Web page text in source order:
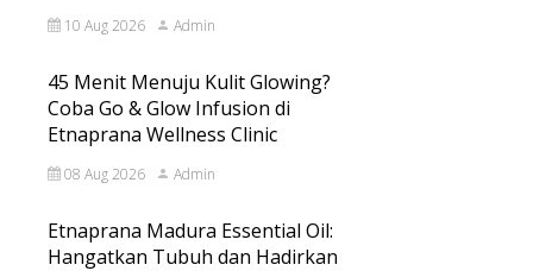
10 Aug 2026 Admin
45 Menit Menuju Kulit Glowing?
Coba Go & Glow Infusion di
Etnaprana Wellness Clinic
08 Aug 2026 Admin
Etnaprana Madura Essential Oil:
Hangatkan Tubuh dan Hadirkan